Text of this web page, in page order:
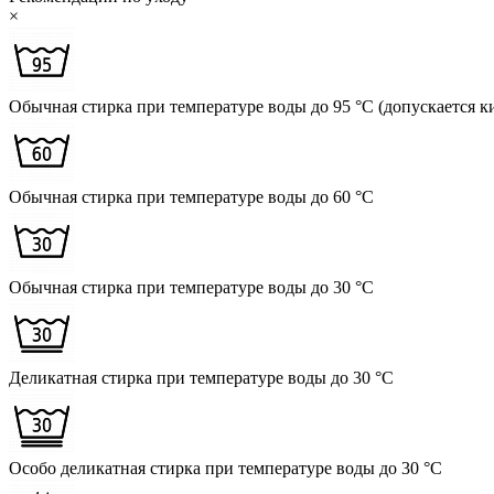
×
Обычная стирка при температуре воды до 95 °C (допускается
Обычная стирка при температуре воды до 60 °C
Обычная стирка при температуре воды до 30 °C
Деликатная стирка при температуре воды до 30 °C
Особо деликатная стирка при температуре воды до 30 °C